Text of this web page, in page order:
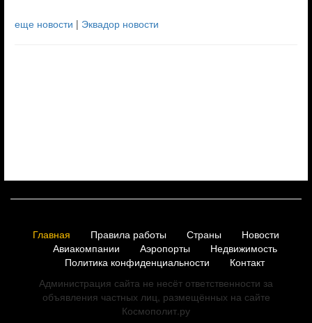
еще новости | Эквадор новости
Главная Правила работы Страны
Новости
Авиакомпании
Аэропорты
Недвижимость
Политика конфиденциальности
Контакт
Администрация сайта не несёт ответственности за
объявления частных лиц, размещённых на сайте
Космополит.ру